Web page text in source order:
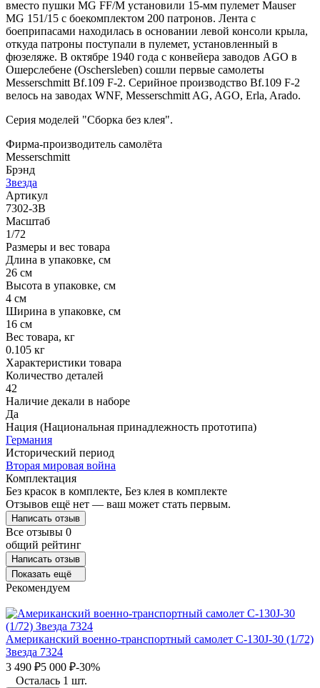
вместо пушки MG FF/M установили 15-мм пулемет Mauser
MG 151/15 с боекомплектом 200 патронов. Лента с
боеприпасами находилась в основании левой консоли крыла,
откуда патроны поступали в пулемет, установленный в
фюзеляже. В октябре 1940 года с конвейера заводов AGO в
Ошерслебене (Oschersleben) сошли первые самолеты
Messerschmitt Bf.109 F-2. Серийное производство Bf.109 F-2
велось на заводах WNF, Messerschmitt AG, AGO, Erla, Arado.
Серия моделей "Сборка без клея".
Фирма-производитель самолёта
Messerschmitt
Брэнд
Звезда
Артикул
7302-ЗВ
Масштаб
1/72
Размеры и вес товара
Длина в упаковке, см
26 см
Высота в упаковке, см
4 см
Ширина в упаковке, см
16 см
Вес товара, кг
0.105 кг
Характеристики товара
Количество деталей
42
Наличие декали в наборе
Да
Нация (Национальная принадлежность прототипа)
Германия
Исторический период
Вторая мировая война
Комплектация
Без красок в комплекте, Без клея в комплекте
Отзывов ещё нет — ваш может стать первым.
Написать отзыв
Все отзывы 0
общий рейтинг
Написать отзыв
Показать ещё
Рекомендуем
Американский военно-транспортный самолет С-130J-30 (1/72)
Звезда 7324
3 490 ₽5 000 ₽-30%
Осталась 1 шт.